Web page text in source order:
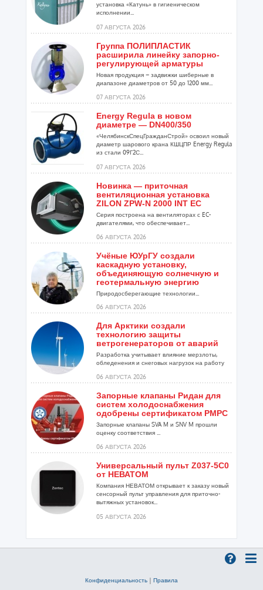
установка «Катунь» в гигиеническом
исполнении...
07 АВГУСТА 2026
Группа ПОЛИПЛАСТИК
расширила линейку запорно-
регулирующей арматуры
Новая продукция – задвижки шиберные в
диапазоне диаметров от 50 до 1200 мм...
07 АВГУСТА 2026
Energy Regula в новом
диаметре — DN400/350
«ЧелябинскСпецГражданСтрой» освоил новый
диаметр шарового крана КШЦПР Energy Regula
из стали 09Г2С...
07 АВГУСТА 2026
Новинка — приточная
вентиляционная установка
ZILON ZPW-N 2000 INT EC
Серия построена на вентиляторах с EC-
двигателями, что обеспечивает...
06 АВГУСТА 2026
Учёные ЮУрГУ создали
каскадную установку,
объединяющую солнечную и
геотермальную энергию
Природосберегающие технологии...
06 АВГУСТА 2026
Для Арктики создали
технологию защиты
ветрогенераторов от аварий
Разработка учитывает влияние мерзлоты,
обледенения и снеговых нагрузок на работу
06 АВГУСТА 2026
Запорные клапаны Ридан для
систем холодоснабжения
одобрены сертификатом РМРС
Запорные клапаны SVA M и SNV M прошли
оценку соответствия ...
06 АВГУСТА 2026
Универсальный пульт Z037-5C0
от НЕВАТОМ
Компания НЕВАТОМ открывает к заказу новый
сенсорный пульт управления для приточно-
вытяжных установок...
05 АВГУСТА 2026
расширения ...
Конфиденциальность | Правила